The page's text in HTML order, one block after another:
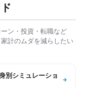
ン・投資・転職など
計のムダを減らしたい
別シミュレーショ